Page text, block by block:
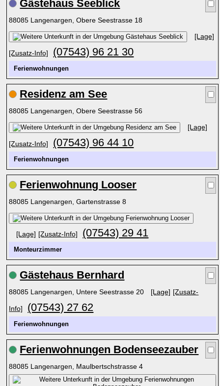
Gästehaus Seeblick
88085 Langenargen, Obere Seestrasse 18
[Lage]
[Zusatz-Info] (07543) 96 21 30
Ferienwohnungen
Residenz am See
88085 Langenargen, Obere Seestrasse 56
[Lage]
[Zusatz-Info] (07543) 96 44 10
Ferienwohnungen
Ferienwohnung Looser
88085 Langenargen, Gartenstrasse 8
[Lage] [Zusatz-Info] (07543) 29 41
Monteurzimmer
Gästehaus Bernhard
88085 Langenargen, Untere Seestrasse 20 [Lage] [Zusatz-
Info] (07543) 27 62
Ferienwohnungen
Ferienwohnungen Bodenseezauber
88085 Langenargen, Maulbertschstrasse 4